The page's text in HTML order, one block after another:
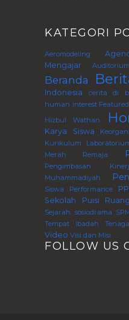
KATEGORI
Aeromodeling
Mengajar
Auditorium
Beranda
Indonesia
cerita di
human interest Featured
Hizbul Wathan
Karya Siswa
Kurikulum
Merah Remaja
Pengimbasan
Muhammadiyah
Siswa
Performance
Sekolah
Puisi
Sejarah sosiodrama
Tempat Ibadah
Video Visi dan Misi
FOLLOW US